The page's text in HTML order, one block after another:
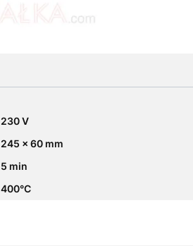
230 V
245 x 60 mm
5 min
400°C